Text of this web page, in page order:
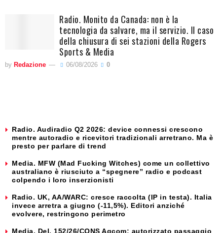
Radio. Monito da Canada: non è la
tecnologia da salvare, ma il servizio. Il caso
della chiusura di sei stazioni della Rogers
Sports & Media
by Redazione 06/08/2026 0
Radio. Audiradio Q2 2026: device connessi crescono
mentre autoradio e ricevitori tradizionali arretrano. Ma è
presto per parlare di trend
Media. MFW (Mad Fucking Witches) come un collettivo
australiano è riusciuto a “spegnere” radio e podcast
colpendo i loro inserzionisti
Radio. UK, AA/WARC: cresce raccolta (IP in testa). Italia
invece arretra a giugno (-11,5%). Editori anziché
evolvere, restringono perimetro
Media. Del. 152/26/CONS Agcom: autorizzato passaggio